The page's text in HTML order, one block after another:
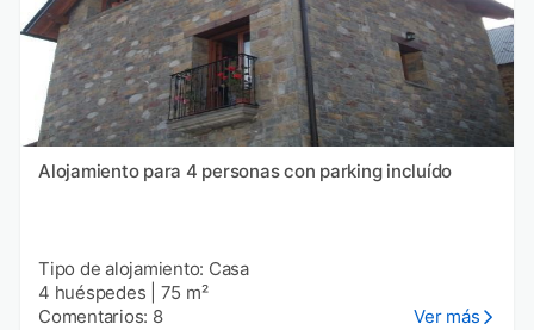
Alojamiento para 4 personas con parking incluído
Tipo de alojamiento: Casa
4 huéspedes
75 m²
Comentarios: 8
Ver más